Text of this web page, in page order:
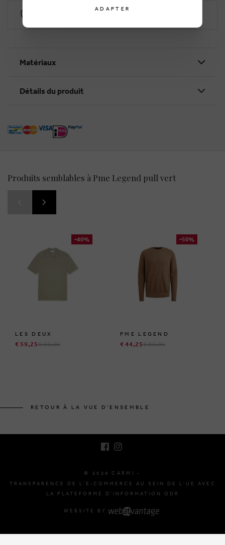
Matériaux
Détails du produit
Produits semblables à Pme Legend pull vert
-40%
LES DEUX
€ 59,25€ 99,00
-50%
PME LEGEND
€ 44,25€ 89,99
RETOUR À LA VUE D'ENSEMBLE
© 2026 CARMI -
TRANSPARENCE DE L'E-COMMERCE AU SEIN DE L'UE AVEC
LA PLATEFORME D'INFORMATION ODR
WEBSITE BY
ADAPTER